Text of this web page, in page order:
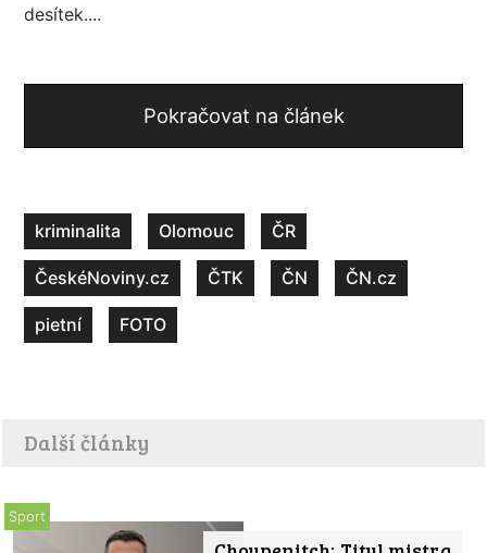
desítek....
Pokračovat na článek
kriminalita Olomouc ČR
ČeskéNoviny.cz ČTK ČN ČN.cz
pietní FOTO
Další články
Sport